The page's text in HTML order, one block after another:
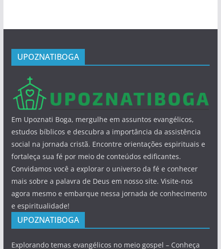
UPOZNATIBOGA
Em Upoznati Boga, mergulhe em assuntos evangélicos,
estudos bíblicos e descubra a importância da assistência
social na jornada cristã. Encontre orientações espirituais e
fortaleça sua fé por meio de conteúdos edificantes.
Convidamos você a explorar o universo da fé e conhecer
mais sobre a palavra de Deus em nosso site. Visite-nos
agora mesmo e embarque nessa jornada de conhecimento
e espiritualidade!
UPOZNATIBOGA
Explorando temas evangélicos no meio gospel – Conheça